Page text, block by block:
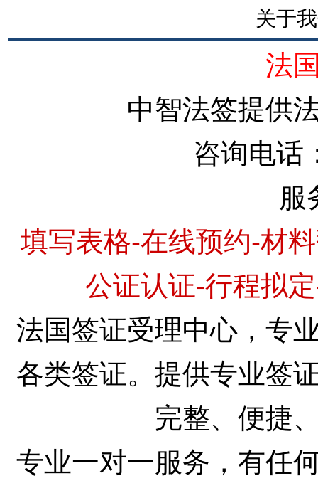
关于
法
中智法签提供
咨询电话
服
填写表格-在线预约-材
公证认证-行程拟
法国签证受理中心，专
各类签证。提供专业签
完整、便捷
专业一对一服务，有任